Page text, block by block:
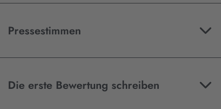
Pressestimmen
Die erste Bewertung schreiben